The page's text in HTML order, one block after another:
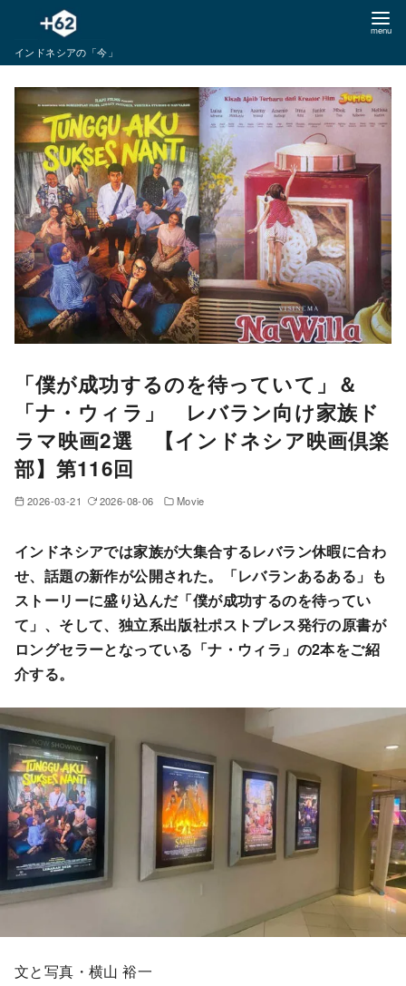
テインドネシアの「今」
「僕が成功するのを待っていて」＆
「ナ・ウィラ」 レバラン向け家族ド
ラマ映画2選 【インドネシア映画倶楽
部】第116回
2026-03-21 2026-08-06 Movie
インドネシアでは家族が大集合するレバラン休暇に合わ
せ、話題の新作が公開された。「レバランあるある」も
ストーリーに盛り込んだ「僕が成功するのを待ってい
て」、そして、独立系出版社ポストプレス発行の原書が
ロングセラーとなっている「ナ・ウィラ」の2本をご紹
介する。
文と写真・横山 裕一